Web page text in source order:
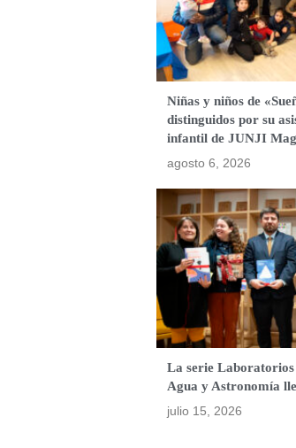
Niñas y niños de
distinguidos por su
infantil de JUNJI
agosto 6, 2026
La serie Laboratorios
Agua y Astronomía
julio 15, 2026